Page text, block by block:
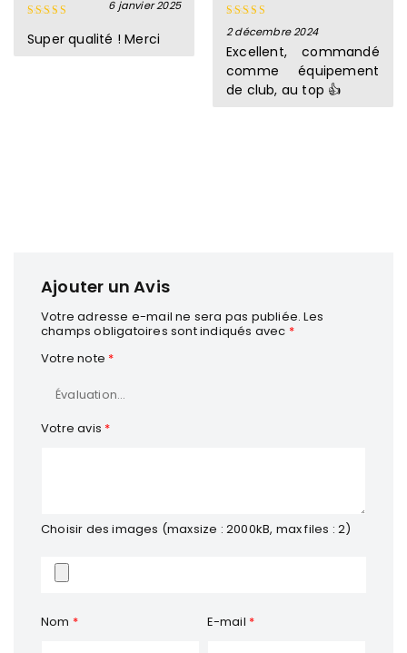
Note
5
6 janvier 2025
Super qualité ! Merci Note5sur
5
2 décembre 2024
Excellent, commandé
comme équipement
de club, au top 👍
Ajouter un Avis
Votre adresse e-mail ne sera pas publiée. Les
champs obligatoires sont indiqués avec *
Votre note *
Votre avis *
Choisir des images (maxsize : 2000kB, max files : 2)
Nom * E-mail *